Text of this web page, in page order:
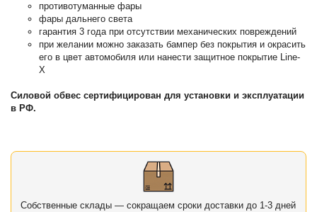
противотуманные фары
фары дальнего света
гарантия 3 года при отсутствии механических повреждений
при желании можно заказать бампер без покрытия и окрасить
его в цвет автомобиля или нанести защитное покрытие Line-
X
Силовой обвес сертифицирован для установки и эксплуатации
в РФ.
Собственные склады — сокращаем сроки доставки до 1-3 дней